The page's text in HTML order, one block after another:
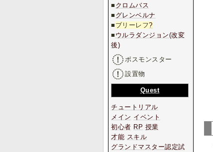
■ クロムバス
■ グレンベルナ
■ ブリーレフ?
■ ウルラダンジョン(改変
後)
ボスモンスター
設置物
Quest
チュートリアル
メイン イベント
初心者 RP 授業
才能 スキル
グランドマスター認定試